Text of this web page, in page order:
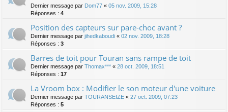
Dernier message par Dom77 « 05 nov. 2009, 15:28
Réponses : 4
Position des capteurs sur pare-choc avant ?
Dernier message par jihedkaboudi « 02 nov. 2009, 18:28
Réponses : 3
Barres de toit pour Touran sans rampe de toit
Dernier message par Thomax*** « 28 oct. 2009, 18:51
Réponses : 17
La Vroom box : Modifier le son moteur d'une voiture
Dernier message par TOURANSEIZE « 27 oct. 2009, 07:23
Réponses : 5